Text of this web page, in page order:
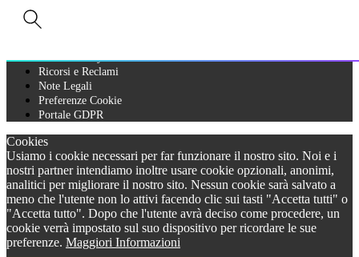
A Bureau Veritas Company
Cookie Policy
Ricorsi e Reclami
Note Legali
Preferenze Cookie
Portale GDPR
Cookies
Usiamo i cookie necessari per far funzionare il nostro sito. Noi e i
nostri partner intendiamo inoltre usare cookie opzionali, anonimi,
analitici per migliorare il nostro sito. Nessun cookie sarà salvato a
meno che l'utente non lo attivi facendo clic sui tasti "Accetta tutti" o
"Accetta tutto". Dopo che l'utente avrà deciso come procedere, un
cookie verrà impostato sul suo dispositivo per ricordare le sue
preferenze. Maggiori Informazioni